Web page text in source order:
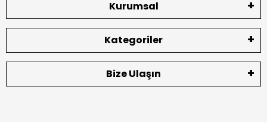
Kurumsal
Kategoriler
Bize Ulaşın